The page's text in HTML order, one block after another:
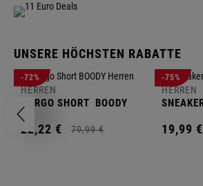
UNSERE HÖCHSTEN RABATTE
-72%
HERREN
CARGO SHORT BOODY
22,22 € 79,99 €
-75%
HERREN
19,99 €